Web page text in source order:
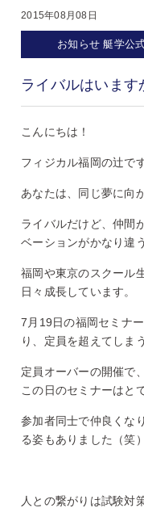
2015年08月08日
お知らせ 艇学公
ライバルはいます
こんにちは！
フィジカル福岡の辻です
あなたは、同じ夢に向
ライバルだけど、仲間
ベーションがかなり違
福岡や東京のスクール
日々成長しています。
7月19日の福岡セミナ
り、定員を超えてしま
定員オーバーの開催で
この日のセミナーはと
参加者同士で仲良くな
る姿もありました（笑）
人との繋がりは試験対